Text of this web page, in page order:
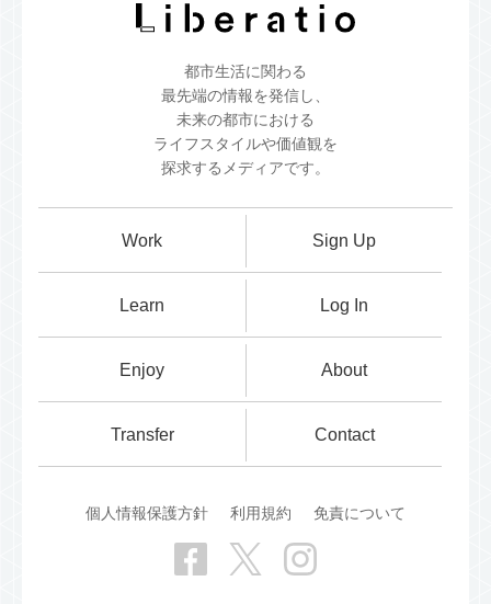
都市生活に関わる
最先端の情報を発信し、
未来の都市における
ライフスタイルや価値観を
探求するメディアです。
Work
Learn
Enjoy
Transfer
Sign Up
Log In
About
Contact
個人情報保護方針 利用規約 免責について